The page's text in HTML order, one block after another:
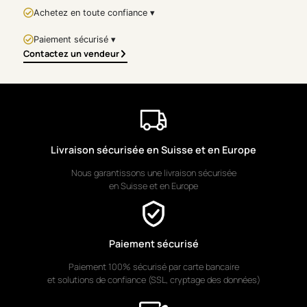
Signature : Œuvre
Authenticité :
Certificat
d’authenticité fourni
LIVRAISON & GARANTIES
✔️ Œuvre originale signée
✔️ Emballage professionnel
sécurisé
✔️ Livraison soignée
Achetez en toute confiance ▾
Paiement sécurisé ▾
Contactez un vendeur
Livraison sécurisée en Suisse et en Europe
Nous garantissons une livraison sécurisée
en Suisse et en Europe
Paiement sécurisé
Paiement 100% sécurisé par carte bancaire
et solutions de confiance (SSL, cryptage des données)